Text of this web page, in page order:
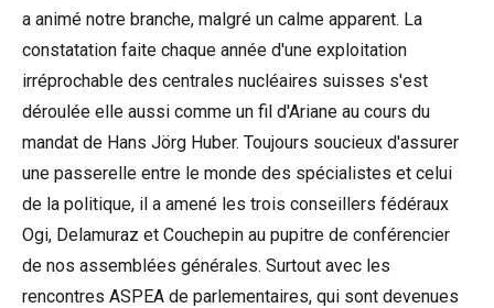
a animé notre branche, malgré un calme apparent. La
constatation faite chaque année d'une exploitation
irréprochable des centrales nucléaires suisses s'est
déroulée elle aussi comme un fil d'Ariane au cours du
mandat de Hans Jörg Huber. Toujours soucieux d'assurer
une passerelle entre le monde des spécialistes et celui
de la politique, il a amené les trois conseillers fédéraux
Ogi, Delamuraz et Couchepin au pupitre de conférencier
de nos assemblées générales. Surtout avec les
rencontres ASPEA de parlementaires, qui sont devenues